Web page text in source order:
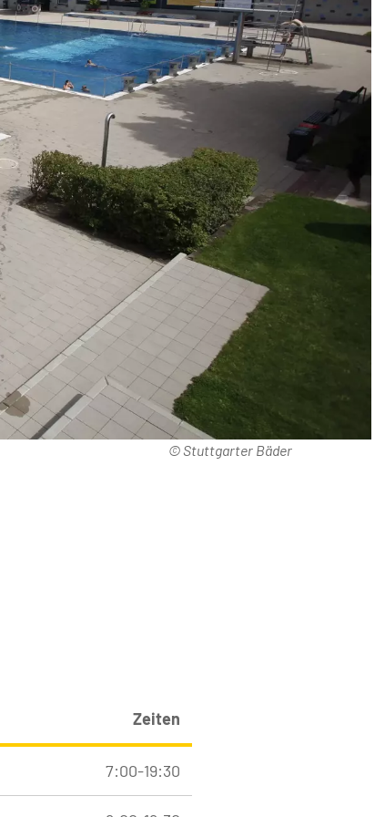
© Stuttgarter Bäder
Zeiten
7:00-19:30